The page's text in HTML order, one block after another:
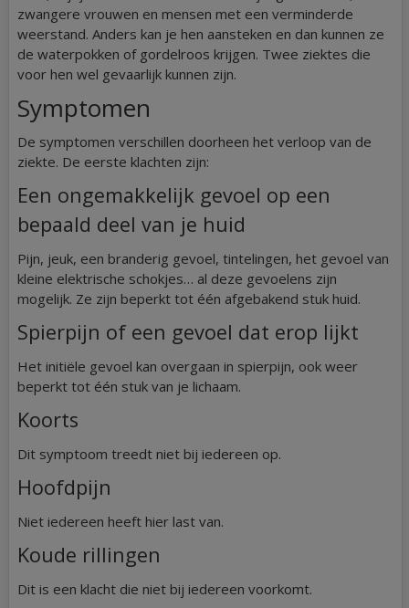
zwangere vrouwen en mensen met een verminderde
weerstand. Anders kan je hen aansteken en dan kunnen ze
de waterpokken of gordelroos krijgen. Twee ziektes die
voor hen wel gevaarlijk kunnen zijn.
Symptomen
De symptomen verschillen doorheen het verloop van de
ziekte. De eerste klachten zijn:
Een ongemakkelijk gevoel op een
bepaald deel van je huid
Pijn, jeuk, een branderig gevoel, tintelingen, het gevoel van
kleine elektrische schokjes… al deze gevoelens zijn
mogelijk. Ze zijn beperkt tot één afgebakend stuk huid.
Spierpijn of een gevoel dat erop lijkt
Het initiële gevoel kan overgaan in spierpijn, ook weer
beperkt tot één stuk van je lichaam.
Koorts
Dit symptoom treedt niet bij iedereen op.
Hoofdpijn
Niet iedereen heeft hier last van.
Koude rillingen
Dit is een klacht die niet bij iedereen voorkomt.